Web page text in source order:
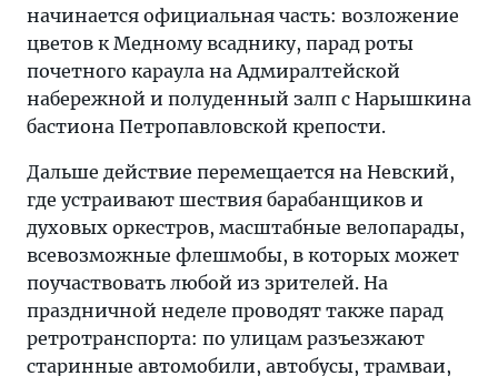
начинается официальная часть: возложение
цветов к Медному всаднику, парад роты
почетного караула на Адмиралтейской
набережной и полуденный залп с Нарышкина
бастиона Петропавловской крепости.
Дальше действие перемещается на Невский,
где устраивают шествия барабанщиков и
духовых оркестров, масштабные велопарады,
всевозможные флешмобы, в которых может
поучаствовать любой из зрителей. На
праздничной неделе проводят также парад
ретротранспорта: по улицам разъезжают
старинные автомобили, автобусы, трамваи,